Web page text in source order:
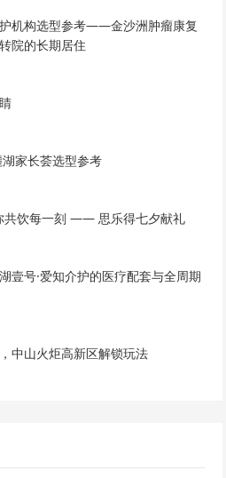
机构选型参考——金沙洲肿瘤康复
院的长期居住
家长荟选型参考
共饮每一刻 —— 思乐得七夕献礼
壹号·爱知介护的医疗配套与全周期
中山火炬高新区解锁玩法